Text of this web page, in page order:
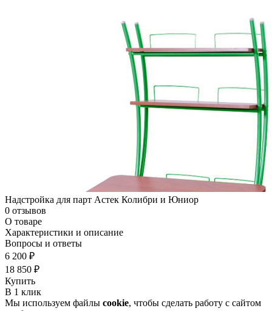
Надстройка для парт Астек Колибри и Юниор
0 отзывов
О товаре
Характеристики и описание
Вопросы и ответы
6 200 ₽
18 850 ₽
Купить
В 1 клик
Мы используем файлы cookie, чтобы сделать работу с сайтом